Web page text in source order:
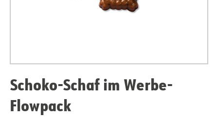
Schoko-Schaf im Werbe-
Flowpack